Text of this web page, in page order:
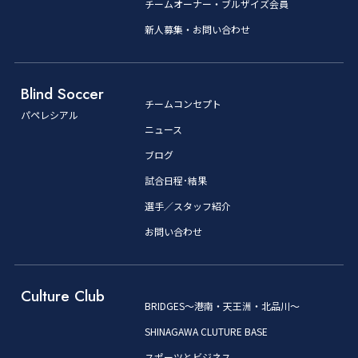
チームオーナー・ブルザイズ会員
新人募集・お問い合わせ
Blind Soccer
パペレシアル
チームコンセプト
ニュース
ブログ
試合日程･結果
選手／スタッフ紹介
お問い合わせ
Culture Club
BRIDGES～港南・天王洲・北品川～
SHINAGAWA CLUTURE BASE